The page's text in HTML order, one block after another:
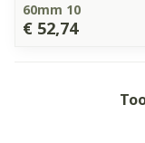
60mm 10
€ 52,74